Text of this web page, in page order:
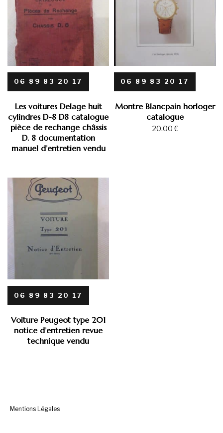
06 89 83 20 17
Les voitures Delage huit
cylindres D-8 D8 catalogue
pièce de rechange châssis
D. 8 documentation
manuel d’entretien vendu
06 89 83 20 17
Montre Blancpain horloger
catalogue
20.00€
06 89 83 20 17
Voiture Peugeot type 201
notice d’entretien revue
technique vendu
Mentions Légales